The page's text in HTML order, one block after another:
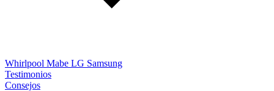
Whirlpool Mabe LG Samsung
Testimonios
Consejos